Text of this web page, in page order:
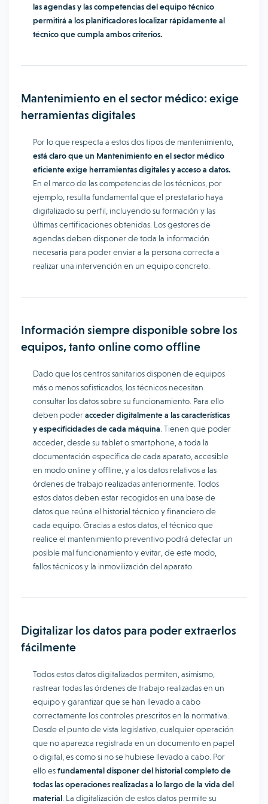
las agendas y las competencias del equipo técnico
permitirá a los planificadores localizar rápidamente al
técnico que cumpla ambos criterios.
Mantenimiento en el sector médico: exige
herramientas digitales
Por lo que respecta a estos dos tipos de mantenimiento,
está claro que un Mantenimiento en el sector médico
eficiente exige herramientas digitales y acceso a datos.
En el marco de las competencias de los técnicos, por
ejemplo, resulta fundamental que el prestatario haya
digitalizado su perfil, incluyendo su formación y las
últimas certificaciones obtenidas. Los gestores de
agendas deben disponer de toda la información
necesaria para poder enviar a la persona correcta a
realizar una intervención en un equipo concreto.
Información siempre disponible sobre los
equipos, tanto online como offline
Dado que los centros sanitarios disponen de equipos
más o menos sofisticados, los técnicos necesitan
consultar los datos sobre su funcionamiento. Para ello
deben poderacceder digitalmente a las características
y especificidades de cada máquina . Tienen que poder
acceder, desde su tablet o smartphone, a toda la
documentación específica de cada aparato, accesible
en modo online y offline, y a los datos relativos a las
órdenes de trabajo realizadas anteriormente. Todos
estos datos deben estar recogidos en una base de
datos que reúna el historial técnico y financiero de
cada equipo. Gracias a estos datos, el técnico que
realice el mantenimiento preventivo podrá detectar un
posible mal funcionamiento y evitar, de este modo,
fallos técnicos y la inmovilización del aparato.
Digitalizar los datos para poder extraerlos
fácilmente
Todos estos datos digitalizados permiten, asimismo,
rastrear todas las órdenes de trabajo realizadas en un
equipo y garantizar que se han llevado a cabo
correctamente los controles prescritos en la normativa.
Desde el punto de vista legislativo, cualquier operación
que no aparezca registrada en un documento en papel
o digital, es como si no se hubiese llevado a cabo. Por
ello esfundamental disponer del historial completo de
todas las operaciones realizadas a lo largo de la vida del
material . La digitalización de estos datos permite su